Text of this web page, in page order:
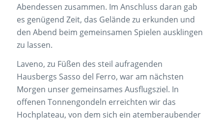
Abendessen zusammen. Im Anschluss daran gab
es genügend Zeit, das Gelände zu erkunden und
den Abend beim gemeinsamen Spielen ausklingen
zu lassen.
Laveno, zu Füßen des steil aufragenden
Hausbergs Sasso del Ferro, war am nächsten
Morgen unser gemeinsames Ausflugsziel. In
offenen Tonnengondeln erreichten wir das
Hochplateau, von dem sich ein atemberaubender